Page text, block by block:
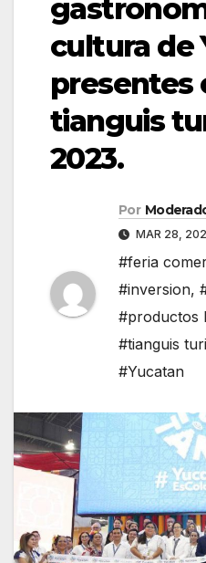
cultura de
presentes
tianguis
2023.
Por
MAR 28,
#feria
#inversion,
#productos
#tianguis
#Yucatan